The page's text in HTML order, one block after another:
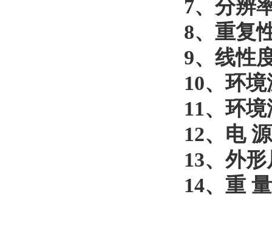
7、分辨
8、重复
9、线性
10、环
11、环
12、电 源
13、外
14、重 量